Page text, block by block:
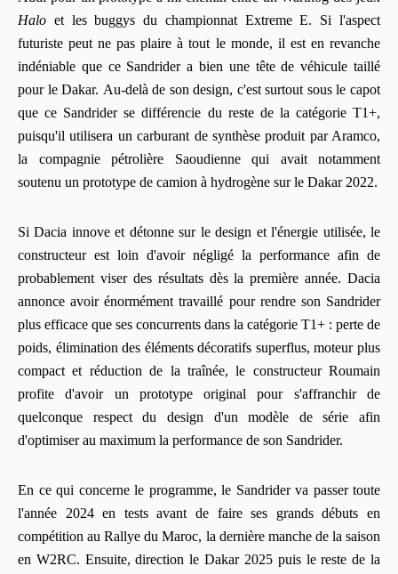
Halo et les buggys du championnat Extreme E. Si l'aspect
futuriste peut ne pas plaire à tout le monde, il est en revanche
indéniable que ce Sandrider a bien une tête de véhicule taillé
pour le Dakar. Au-delà de son design, c'est surtout sous le capot
que ce Sandrider se différencie du reste de la catégorie T1+,
puisqu'il utilisera un carburant de synthèse produit par Aramco,
la compagnie pétrolière Saoudienne qui avait notamment
soutenu un prototype de camion à hydrogène sur le Dakar 2022.
Si Dacia innove et détonne sur le design et l'énergie utilisée, le
constructeur est loin d'avoir négligé la performance afin de
probablement viser des résultats dès la première année. Dacia
annonce avoir énormément travaillé pour rendre son Sandrider
plus efficace que ses concurrents dans la catégorie T1+ : perte de
poids, élimination des éléments décoratifs superflus, moteur plus
compact et réduction de la traînée, le constructeur Roumain
profite d'avoir un prototype original pour s'affranchir de
quelconque respect du design d'un modèle de série afin
d'optimiser au maximum la performance de son Sandrider.
En ce qui concerne le programme, le Sandrider va passer toute
l'année 2024 en tests avant de faire ses grands débuts en
compétition au Rallye du Maroc, la dernière manche de la saison
en W2RC. Ensuite, direction le Dakar 2025 puis le reste de la